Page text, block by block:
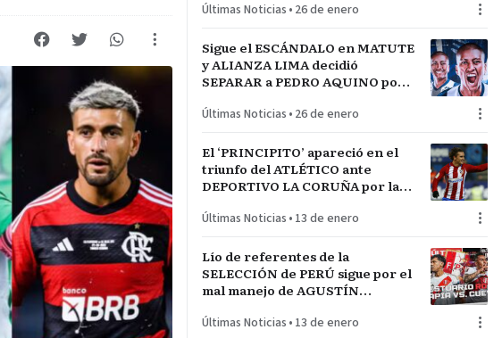
Últimas Noticias • 26 de enero
Sigue el ESCÁNDALO en MATUTE
y ALIANZA LIMA decidió
SEPARAR a PEDRO AQUINO por
MONTEVIDEO
Últimas Noticias • 26 de enero
El ‘PRINCIPITO’ apareció en el
triunfo del ATLÉTICO ante
DEPORTIVO LA CORUÑA por la
Últimas Noticias • 13 de enero
Lío de referentes de la
SELECCIÓN de PERÚ sigue por el
mal manejo de AGUSTÍN
FEDERACIÓN PERUANA de
Últimas Noticias • 13 de enero